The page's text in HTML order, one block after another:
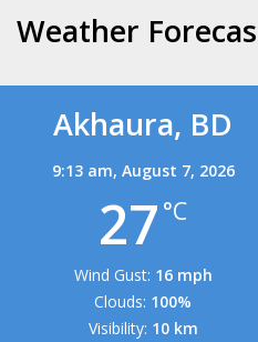
Weather
Akhaura, BD
9:13 am, August 7, 2026
27 °C
Wind Gust: 16 mph
Clouds: 100%
Visibility: 10 km